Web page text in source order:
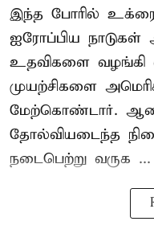
இந்த போரில்
ஐரோப்பிய
உதவிகளை வழங்கி
முயற்சிகளை
மேற்கொண்டார்.
தோல்வியடைந்த
நடைபெற்று வருக ...